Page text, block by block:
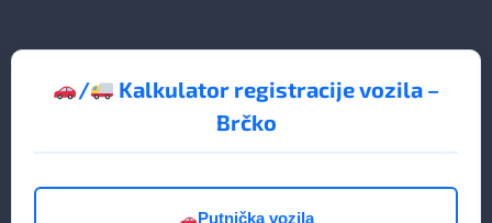
/
Kalkulator registracije vozila –
Brčko
Putnička vozila